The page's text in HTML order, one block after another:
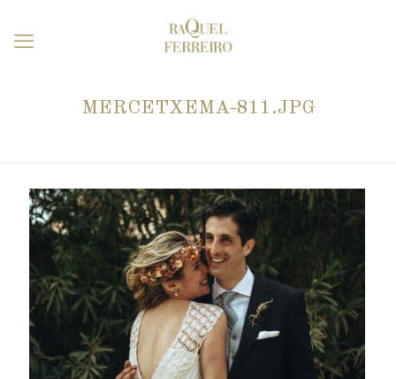
MERCETXEMA-811.JPG